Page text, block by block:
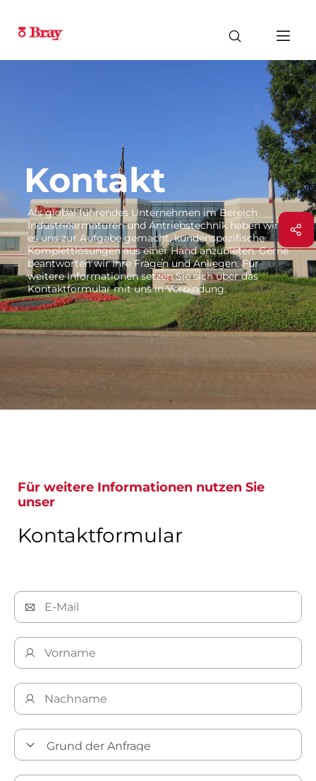
Kontakt
Als global führendes Unternehmen im Bereich
Industriearmaturen und Antriebstechnik haben wir
es uns zur Aufgabe gemacht, kundenspezifische
Komplettlösungen aus einer Hand anzubieten. Gerne
beantworten wir Ihre Fragen und Anliegen. Für
weitere Informationen setzen Sie sich über das
Kontaktformular mit uns in Verbindung.
Für weitere Informationen nutzen Sie
unser
Kontaktformular